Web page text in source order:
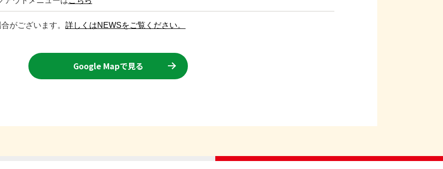
がございます。詳しくはNEWSをご覧ください。
Google Mapで見る